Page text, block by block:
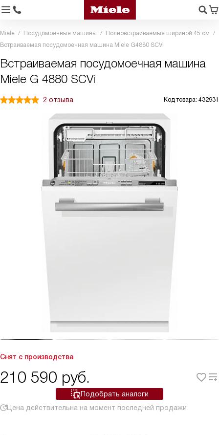
Miele Посудомоечные машины
Полновстраиваемые шириной 45 см
Встраиваемая посудомоечная машина Miele G4880 SCVi
Встраиваемая посудомоечная машина
Miele G 4880 SCVi
2 отзыва Код товара: 432931
Снят с производства
210 590 руб.
Подобрать аналоги
Цена действительна на момент последней продажи